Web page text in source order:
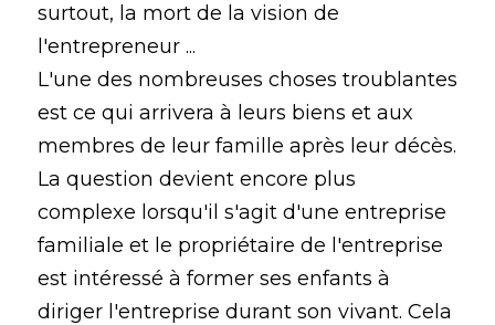
surtout, la mort de la vision de
l'entrepreneur ...
L'une des nombreuses choses troublantes
est ce qui arrivera à leurs biens et aux
membres de leur famille après leur décès.
La question devient encore plus
complexe lorsqu'il s'agit d'une entreprise
familiale et le propriétaire de l'entreprise
est intéressé à former ses enfants à
diriger l'entreprise durant son vivant. Cela